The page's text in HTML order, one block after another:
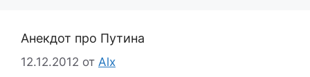
Анекдот про Путина
12.12.2012 от Alx